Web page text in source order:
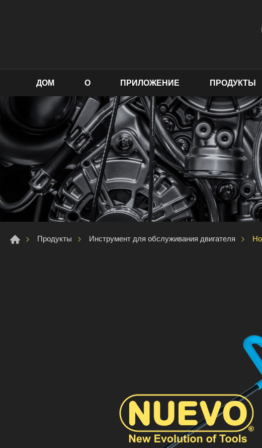
ДОМ О ПРИЛОЖЕНИЕ ПРОДУКТЫ
Продукты Инструмент для обслуживания двигателя